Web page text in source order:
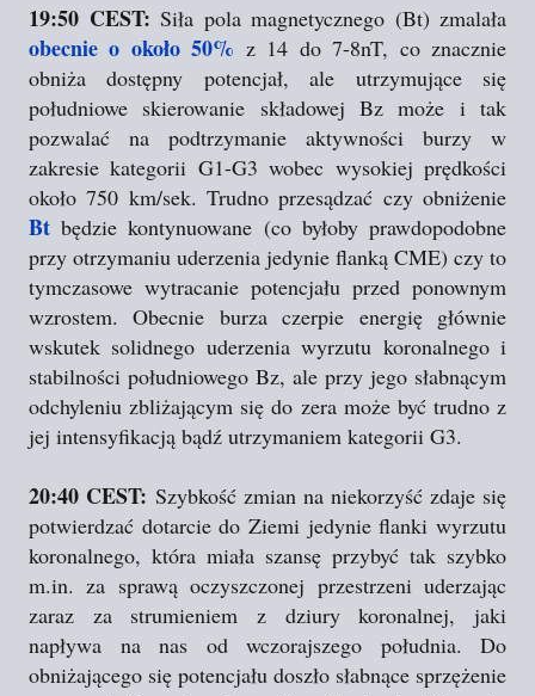
19:50 CEST: Siła pola magnetycznego (Bt) zmalała
obecnie o około 50% z 14 do 7-8nT, co znacznie
obniża dostępny potencjał, ale utrzymujące się
południowe skierowanie składowej Bz może i tak
pozwalać na podtrzymanie aktywności burzy w
zakresie kategorii G1-G3 wobec wysokiej prędkości
około 750 km/sek. Trudno przesądzać czy obniżenie
Bt będzie kontynuowane (co byłoby prawdopodobne
przy otrzymaniu uderzenia jedynie flanką CME) czy to
tymczasowe wytracanie potencjału przed ponownym
wzrostem. Obecnie burza czerpie energię głównie
wskutek solidnego uderzenia wyrzutu koronalnego i
stabilności południowego Bz, ale przy jego słabnącym
odchyleniu zbliżającym się do zera może być trudno z
jej intensyfikacją bądź utrzymaniem kategorii G3.
20:40 CEST: Szybkość zmian na niekorzyść zdaje się
potwierdzać dotarcie do Ziemi jedynie flanki wyrzutu
koronalnego, która miała szansę przybyć tak szybko
m.in. za sprawą oczyszczonej przestrzeni uderzając
zaraz za strumieniem z dziury koronalnej, jaki
napływa na nas od wczorajszego południa. Do
obniżającego się potencjału doszło słabnące sprzężenie